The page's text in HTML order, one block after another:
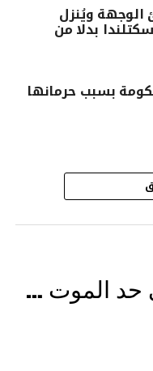
الوجهة ويُنزل
بدلا من
بسبب حرمانها
حد الموت …